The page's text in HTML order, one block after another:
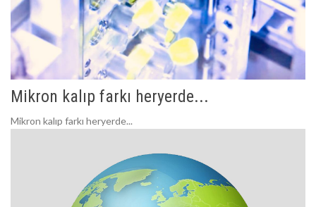
Mikron kalıp farkı heryerde...
Mikron kalıp farkı heryerde...